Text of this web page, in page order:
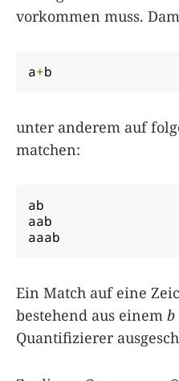
vorkommen muss.
a+b
unter anderem auf
matchen:
ab
aab
aaab
Ein Match auf eine
bestehend aus einem b
Quantifizierer